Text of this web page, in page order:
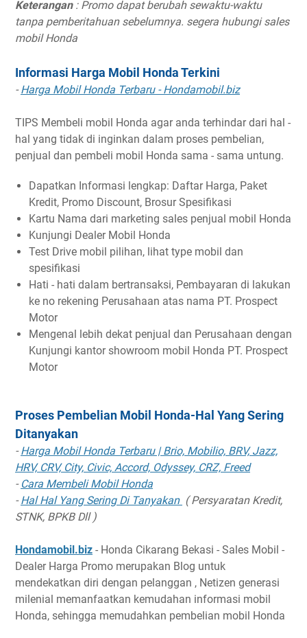
Keterangan: Promo dapat berubah sewaktu-waktu
tanpa pemberitahuan sebelumnya. segera hubungi sales
mobil Honda
Informasi Harga Mobil Honda Terkini
-Harga Mobil Honda Terbaru - Hondamobil.biz
TIPS Membeli mobil Honda agar anda terhindar dari hal -
hal yang tidak di inginkan dalam proses pembelian,
penjual dan pembeli mobil Honda sama - sama untung.
Dapatkan Informasi lengkap: Daftar Harga, Paket
Kredit, Promo Discount, Brosur Spesifikasi
Kartu Nama dari marketing sales penjual mobil Honda
Kunjungi Dealer Mobil Honda
Test Drive mobil pilihan, lihat type mobil dan
spesifikasi
Hati - hati dalam bertransaksi, Pembayaran di lakukan
ke no rekening Perusahaan atas nama PT. Prospect
Motor
Mengenal lebih dekat penjual dan Perusahaan dengan
Kunjungi kantor showroom mobil Honda PT. Prospect
Motor
Proses Pembelian Mobil Honda-Hal Yang Sering
Ditanyakan
-Harga Mobil Honda Terbaru | Brio, Mobilio, BRV, Jazz,
HRV, CRV, City, Civic, Accord, Odyssey, CRZ, Freed
- Cara Membeli Mobil Honda
-Hal Hal Yang Sering Di Tanyakan ( Persyaratan Kredit,
STNK, BPKB Dll )
Hondamobil.biz - Honda Cikarang Bekasi - Sales Mobil -
Dealer Harga Promo merupakan Blog untuk
mendekatkan diri dengan pelanggan , Netizen generasi
milenial memanfaatkan kemudahan informasi mobil
Honda, sehingga memudahkan pembelian mobil Honda